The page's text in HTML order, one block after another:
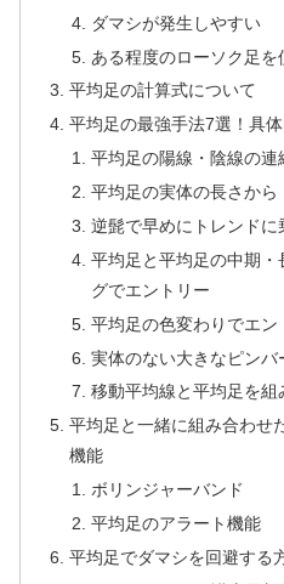
ダマシが発生しやすい
ある程度のローソク足
平均足の計算式について
平均足の最強手法7選！具
平均足の陽線・陰線の
平均足の実体の長さか
逆髭で早めにトレンドに
平均足と平均足の中期
グでエントリー
平均足の色変わりでエン
実体のない大きなピンバ
移動平均線と平均足を組
平均足と一緒に組み合わせ
機能
ボリンジャーバンド
平均足のアラート機能
平均足でダマシを回避する